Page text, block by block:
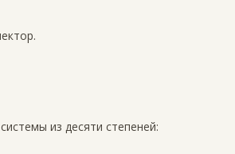
из десяти степеней: